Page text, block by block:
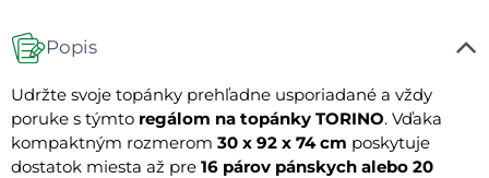
Popis
Udržte svoje topánky prehľadne usporiadané a vždy
poruke s týmto regálom na topánky TORINO. Vďaka
kompaktným rozmerom 30 x 92 x 74 cm poskytuje
dostatok miesta až pre 16 párov pánskych alebo 20